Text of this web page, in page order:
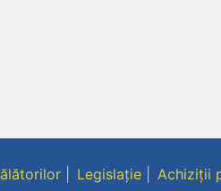
Legislație Achiziții